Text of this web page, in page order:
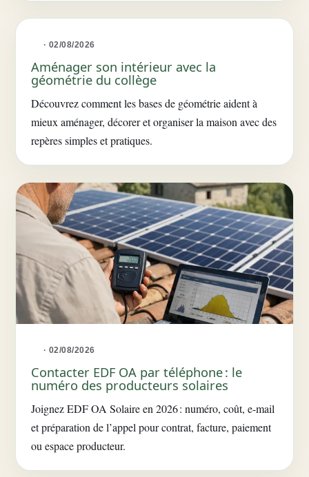
· 02/08/2026
Aménager son intérieur avec la
géométrie du collège
Découvrez comment les bases de géométrie aident à
mieux aménager, décorer et organiser la maison avec des
repères simples et pratiques.
· 02/08/2026
Contacter EDF OA par téléphone : le
numéro des producteurs solaires
Joignez EDF OA Solaire en 2026 : numéro, coût, e-mail
et préparation de l’appel pour contrat, facture, paiement
ou espace producteur.